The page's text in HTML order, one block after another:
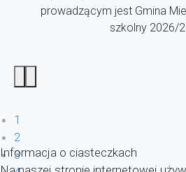
prowadzącym jest Gmina
szkolny 2026/
1
2
3
Informacja o ciasteczkach